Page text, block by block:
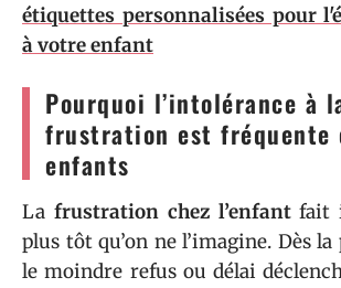
étiquettes personnalisées pour
à votre enfant
Pourquoi l’intolérance à
frustration est fréquente
enfants
La frustration chez l’enfantfait
plus tôt qu’on ne l’imagine. Dès
le moindre refus ou délai